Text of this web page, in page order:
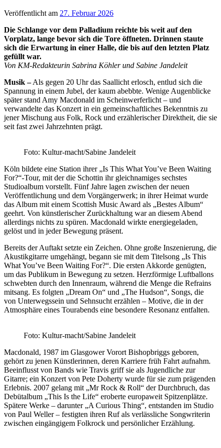
Veröffentlicht am 27. Februar 2026
Die Schlange vor dem Palladium reichte bis weit auf den
Vorplatz, lange bevor sich die Tore öffneten. Drinnen staute
sich die Erwartung in einer Halle, die bis auf den letzten Platz
gefüllt war.
Von KM-Redakteurin Sabrina Köhler und Sabine Jandeleit
Musik –Als gegen 20 Uhr das Saallicht erlosch, entlud sich die
Spannung in einem Jubel, der kaum abebbte. Wenige Augenblicke
später stand Amy Macdonald im Scheinwerferlicht – und
verwandelte das Konzert in ein gemeinschaftliches Bekenntnis zu
jener Mischung aus Folk, Rock und erzählerischer Direktheit, die sie
seit fast zwei Jahrzehnten prägt.
Foto: Kultur-macht/Sabine Jandeleit
Köln bildete eine Station ihrer „Is This What You’ve Been Waiting
For?“-Tour, mit der die Schottin ihr gleichnamiges sechstes
Studioalbum vorstellt. Fünf Jahre lagen zwischen der neuen
Veröffentlichung und dem Vorgängerwerk; in ihrer Heimat wurde
das Album mit einem Scottish Music Award als „Bestes Album“
geehrt. Von künstlerischer Zurückhaltung war an diesem Abend
allerdings nichts zu spüren. Macdonald wirkte energiegeladen,
gelöst und in jeder Bewegung präsent.
Bereits der Auftakt setzte ein Zeichen. Ohne große Inszenierung, die
Akustikgitarre umgehängt, begann sie mit dem Titelsong „Is This
What You’ve Been Waiting For?“. Die ersten Akkorde genügten,
um das Publikum in Bewegung zu setzen. Herzförmige Luftballons
schwebten durch den Innenraum, während die Menge die Refrains
mitsang. Es folgten „Dream On“ und „The Hudson“, Songs, die
von Unterwegssein und Sehnsucht erzählen – Motive, die in der
Atmosphäre eines Tourabends eine besondere Resonanz entfalten.
Foto: Kultur-macht/Sabine Jandeleit
Macdonald, 1987 im Glasgower Vorort Bishopbriggs geboren,
gehört zu jenen Künstlerinnen, deren Karriere früh Fahrt aufnahm.
Beeinflusst von Bands wie Travis griff sie als Jugendliche zur
Gitarre; ein Konzert von Pete Doherty wurde für sie zum prägenden
Erlebnis. 2007 gelang mit „Mr Rock & Roll“ der Durchbruch, das
Debütalbum „This Is the Life“ eroberte europaweit Spitzenplätze.
Spätere Werke – darunter „A Curious Thing“, entstanden im Studio
von Paul Weller – festigten ihren Ruf als verlässliche Songwriterin
zwischen eingängigem Folkrock und persönlicher Erzählung.